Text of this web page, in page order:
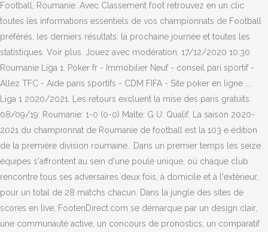
Football, Roumanie. Avec Classement foot retrouvez en un clic
toutes les informations essentiels de vos championnats de Football
préférés, les derniers résultats, la prochaine journée et toutes les
statistiques. Voir plus. Jouez avec modération. 17/12/2020 10:30
Roumanie Liga 1. Poker fr - Immobilier Neuf - conseil pari sportif -
Allez TFC - Aide paris sportifs - CDM FIFA - Site poker en ligne ...
Liga 1 2020/2021. Les retours excluent la mise des paris gratuits.
08/09/19: Roumanie: 1-0 (0-0) Malte: G U: Qualif. La saison 2020-
2021 du championnat de Roumanie de football est la 103 e édition
de la première division roumaine.. Dans un premier temps les seize
équipes s'affrontent au sein d'une poule unique, où chaque club
rencontre tous ses adversaires deux fois, à domicile et à l'extérieur,
pour un total de 28 matchs chacun. Dans la jungle des sites de
scores en live, FootenDirect.com se démarque par un design clair,
une communauté active, un concours de pronostics, un comparatif